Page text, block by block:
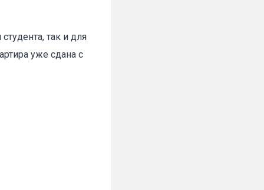
так и для
уже сдана с